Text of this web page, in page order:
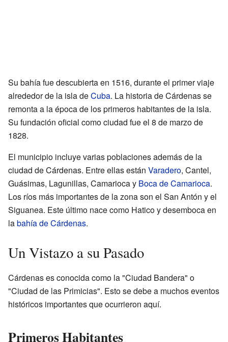
Su bahía fue descubierta en 1516, durante el primer viaje
alrededor de la isla deCuba. La historia de Cárdenas se
remonta a la época de los primeros habitantes de la isla.
Su fundación oficial como ciudad fue el 8 de marzo de
1828.
El municipio incluye varias poblaciones además de la
ciudad de Cárdenas. Entre ellas están Varadero, Cantel,
Guásimas, Lagunillas, Camarioca y Boca de Camarioca.
Los ríos más importantes de la zona son el San Antón y el
Siguanea. Este último nace como Hatico y desemboca en
labahía de Cárdenas.
Un Vistazo a su Pasado
Cárdenas es conocida como la "Ciudad Bandera" o
"Ciudad de las Primicias". Esto se debe a muchos eventos
históricos importantes que ocurrieron aquí.
Primeros Habitantes